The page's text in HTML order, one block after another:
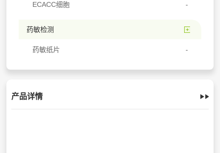
ECACC细胞
药敏检测
药敏纸片
产品详情